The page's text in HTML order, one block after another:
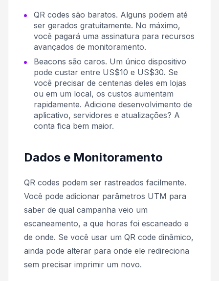
QR codes são baratos. Alguns podem até
ser gerados gratuitamente. No máximo,
você pagará uma assinatura para recursos
avançados de monitoramento.
Beacons são caros. Um único dispositivo
pode custar entre US$10 e US$30. Se
você precisar de centenas deles em lojas
ou em um local, os custos aumentam
rapidamente. Adicione desenvolvimento de
aplicativo, servidores e atualizações? A
conta fica bem maior.
Dados e Monitoramento
QR codes podem ser rastreados facilmente.
Você pode adicionar parâmetros UTM para
saber de qual campanha veio um
escaneamento, a que horas foi escaneado e
de onde. Se você usar um QR code dinâmico,
ainda pode alterar para onde ele redireciona
sem precisar imprimir um novo.